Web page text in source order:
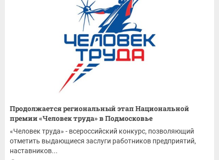
Продолжается региональный этап Национальной
премии «Человек труда» в Подмосковье
«Человек труда» - всероссийский конкурс, позволяющий
отметить выдающиеся заслуги работников предприятий,
наставников...